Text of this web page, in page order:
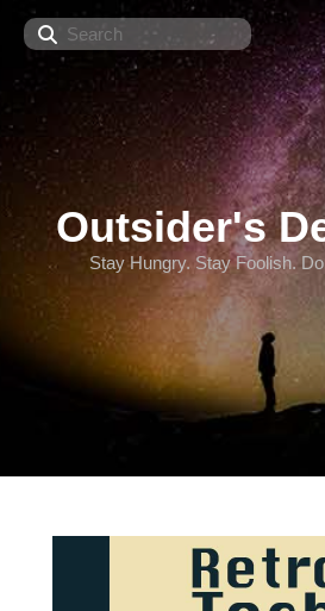
Search
Outsider's
Stay Hungry. Stay Foolish.